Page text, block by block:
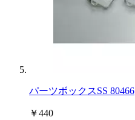
パーツボックスSS 80466
￥440